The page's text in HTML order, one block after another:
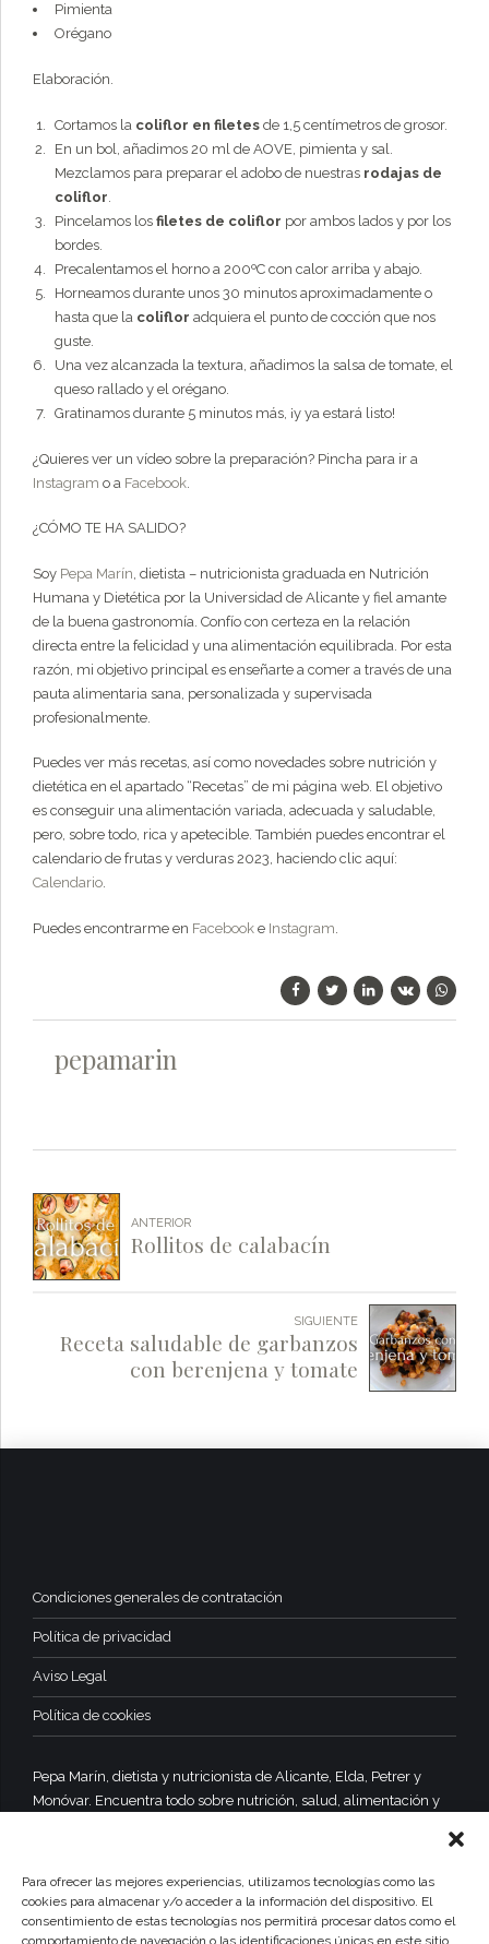
Para ofrecer las mejores experiencias, utilizamos tecnologías como las
cookies para almacenar y/o acceder a la información del dispositivo. El
consentimiento de estas tecnologías nos permitirá procesar datos como el
comportamiento de navegación o las identificaciones únicas en este sitio.
Pimienta
Orégano
Elaboración.
Cortamos la coliflor en filetes de 1,5 centímetros de grosor.
En un bol, añadimos 20 ml de AOVE, pimienta y sal.
Mezclamos para preparar el adobo de nuestras rodajas de
coliflor
Pincelamos los filetes de coliflor por ambos lados y por los
bordes.
Precalentamos el horno a 200ºC con calor arriba y abajo.
Horneamos durante unos 30 minutos aproximadamente o
hasta que la coliflor adquiera el punto de cocción que nos
guste.
Una vez alcanzada la textura, añadimos la salsa de tomate, el
queso rallado y el orégano.
Gratinamos durante 5 minutos más, ¡y ya estará listo!
¿Quieres ver un vídeo sobre la preparación? Pincha para ir a
Instagram o a Facebook
¿CÓMO TE HA SALIDO?
Soy Pepa Marín , dietista – nutricionista graduada en Nutrición
Humana y Dietética por la Universidad de Alicante y fiel amante
de la buena gastronomía. Confío con certeza en la relación
directa entre la felicidad y una alimentación equilibrada. Por esta
razón, mi objetivo principal es enseñarte a comer a través de una
pauta alimentaria sana, personalizada y supervisada
profesionalmente.
Puedes ver más recetas, así como novedades sobre nutrición y
dietética en el apartado “Recetas” de mi página web. El objetivo
es conseguir una alimentación variada, adecuada y saludable,
pero, sobre todo, rica y apetecible. También puedes encontrar el
calendario de frutas y verduras 2023, haciendo clic aquí:
Calendario.
Puedes encontrarme en Facebook e Instagram
pepamarin
ANTERIOR
Rollitos de calabacín
SIGUIENTE
Receta saludable de garbanzos
con berenjena y tomate
Condiciones generales de contratación
Política de privacidad
Aviso Legal
Política de cookies
Pepa Marín, dietista y nutricionista de Alicante, Elda, Petrer y
Monóvar. Encuentra todo sobre nutrición, salud, alimentación y